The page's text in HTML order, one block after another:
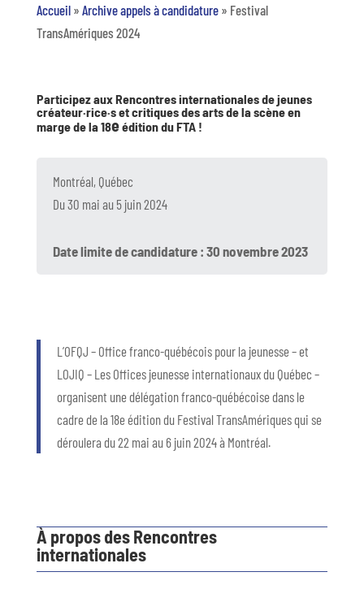
Accueil» Archive appels à candidature» Festival
TransAmériques 2024
Participez aux Rencontres internationales de jeunes
créateur·rice·s et critiques des arts de la scène en
marge de la 18eédition du FTA !
Montréal, Québec
Du 30 mai au 5 juin 2024
Date limite de candidature : 30 novembre 2023
L’OFQJ – Office franco-québécois pour la jeunesse – et
LOJIQ – Les Offices jeunesse internationaux du Québec –
organisent une délégation franco-québécoise dans le
cadre de la 18e édition du Festival TransAmériques qui se
déroulera du 22 mai au 6 juin 2024 à Montréal.
À propos des Rencontres
internationales